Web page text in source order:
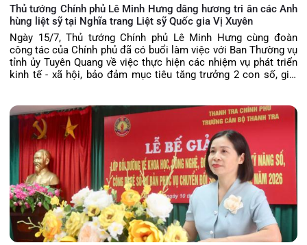
Thủ tướng Chính phủ Lê Minh Hưng dâng hương tri ân các Anh
hùng liệt sỹ tại Nghĩa trang Liệt sỹ Quốc gia Vị Xuyên
Ngày 15/7, Thủ tướng Chính phủ Lê Minh Hưng cùng đoàn
công tác của Chính phủ đã có buổi làm việc với Ban Thường vụ
tỉnh ủy Tuyên Quang về việc thực hiện các nhiệm vụ phát triển
kinh tế - xã hội, bảo đảm mục tiêu tăng trưởng 2 con số, giải
quốc phòng, an ninh, xây dựng Đảng, hệ thống chính trị và tháo
gỡ khó khăn, vướng mắc của tỉnh.